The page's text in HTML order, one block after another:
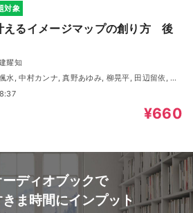
対象
えるイメージマップの創り方 後
耀知
希美, 下鶴直幸, 光富崇雄, 朝日奈丸佳, 石田里沙
, 伊藤友紀子
¥660
ーディオブックで
ま時間にインプット